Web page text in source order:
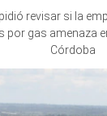
revisar si la
por gas amenaza
Córdoba